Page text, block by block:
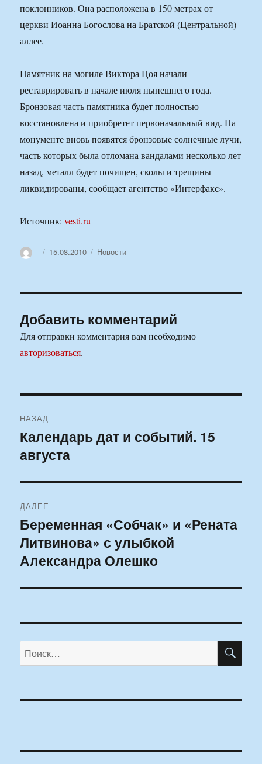
поклонников. Она расположена в 150 метрах от
церкви Иоанна Богослова на Братской (Центральной)
аллее.
Памятник на могиле Виктора Цоя начали
реставрировать в начале июля нынешнего года.
Бронзовая часть памятника будет полностью
восстановлена и приобретет первоначальный вид. На
монументе вновь появятся бронзовые солнечные лучи,
часть которых была отломана вандалами несколько лет
назад, металл будет почищен, сколы и трещины
ликвидированы, сообщает агентство «Интерфакс».
Источник:vesti.ru
АвторОпубликовано
15.08.2010 Рубрики
Новости
Добавить комментарий
Для отправки комментария вам необходимо
авторизоваться.
по
записям
НАЗАД
Предыдущая
запись:
Календарь дат и событий. 15
августа
ДАЛЕЕ
Следующая
запись:
Беременная «Собчак» и «Рената
Литвинова» с улыбкой
Александра Олешко
Искать: